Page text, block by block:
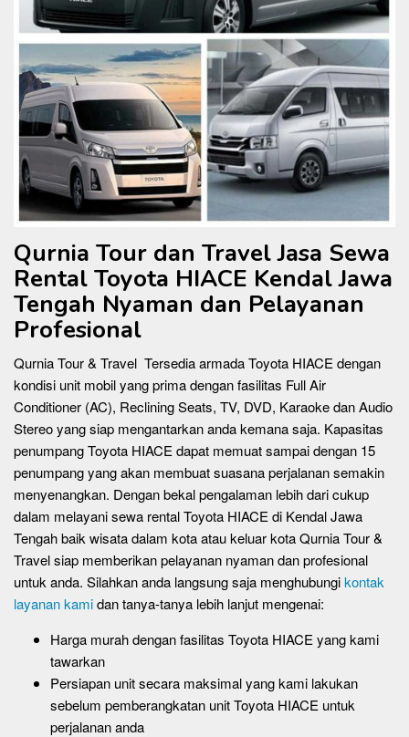
Qurnia Tour dan Travel Jasa Sewa
Rental Toyota HIACE Kendal Jawa
Tengah Nyaman dan Pelayanan
Profesional
Qurnia Tour & Travel Tersedia armada Toyota HIACE dengan
kondisi unit mobil yang prima dengan fasilitas Full Air
Conditioner (AC), Reclining Seats, TV, DVD, Karaoke dan Audio
Stereo yang siap mengantarkan anda kemana saja. Kapasitas
penumpang Toyota HIACE dapat memuat sampai dengan 15
penumpang yang akan membuat suasana perjalanan semakin
menyenangkan. Dengan bekal pengalaman lebih dari cukup
dalam melayani sewa rental Toyota HIACE di Kendal Jawa
Tengah baik wisata dalam kota atau keluar kota Qurnia Tour &
Travel siap memberikan pelayanan nyaman dan profesional
untuk anda. Silahkan anda langsung saja menghubungikontak
layanan kamidan tanya-tanya lebih lanjut mengenai:
Harga murah dengan fasilitas Toyota HIACE yang kami
tawarkan
Persiapan unit secara maksimal yang kami lakukan
sebelum pemberangkatan unit Toyota HIACE untuk
perjalanan anda